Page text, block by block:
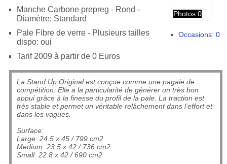
Photos:0
Occasions: 0
Manche Carbone prepreg - Rond -
Diamètre: Standard
Pale Fibre de verre - Plusieurs tailles
dispo: oui
Tarif 2009 à partir de 0 Euros
La Stand Up Original est conçue comme une pagaie de
compétition. Elle a la particularité de générer un très bon
appui grâce à la finesse du profil de la pale. La traction est
très stable et permet un véritable relâchement dans l’effort et
dans les vagues.
Surface:
Large: 24.5 x 45 / 799 cm2
Medium: 23.5 x 42 / 736 cm2
Small: 22.8 x 42 / 690 cm2